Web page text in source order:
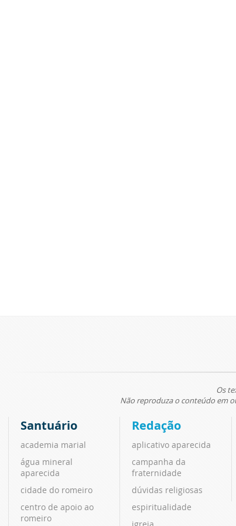
Os
Não reproduza o conteúdo em
Santuário
academia marial
água mineral
aparecida
cidade do romeiro
centro de apoio ao
romeiro
Redação
aplicativo aparecida
campanha da
fraternidade
dúvidas religiosas
espiritualidade
igreja